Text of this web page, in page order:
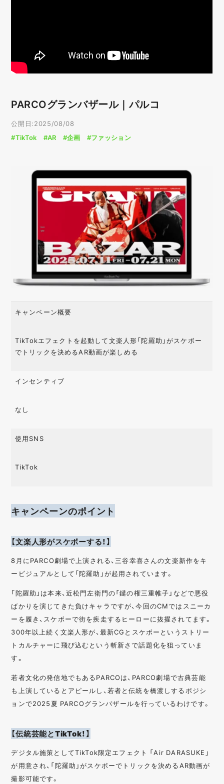
PARCOグランバザール｜パルコ
公開日:2025/08/08
#TikTok
#AR #企画 #ファッション
キャンペーン概要
TikTokエフェクトを起動して文楽人形「陀羅助」がスケボー
でトリックを決めるAR動画が楽しめる
インセンティブ
なし
使用SNS
TikTok
キャンペーンのポイント
【文楽人形がスケボーする！】
8月にPARCO劇場で上演される、三谷幸喜さんの文楽新作をキ
ービジュアルとして「陀羅助」が起用されています。
「陀羅助」は本来、近松門左衛門の「鑓の権三重帷子」などで悪役
ばかりを演じてきた負けキャラですが、今回のCMではスニーカ
ーを履き、スケボーで街を疾走するヒーローに抜擢されてます。
300年以上続く文楽人形が、最新CGとスケボーというストリー
トカルチャーに飛び込むという斬新さで話題化を狙っていま
す。
若者文化の発信地でもあるPARCOは、PARCO劇場で古典芸能
も上演しているとアピールし、若者と伝統を橋渡しするポジシ
ョンで2025夏 PARCOグランバザールを行っているわけです。
【伝統芸能とTikTok！】
デジタル施策としてTikTok限定エフェクト 「Air DARASUKE」
が用意され、「陀羅助」がスケボーでトリックを決めるAR動画が
撮影可能です。